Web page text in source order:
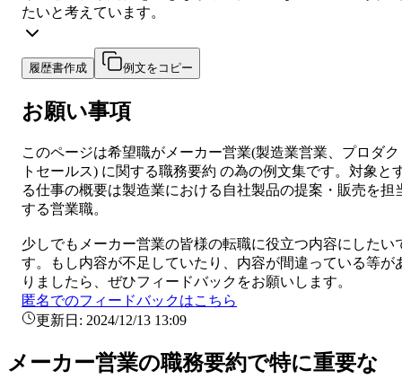
たいと考えています。
履歴書作成 例文をコピー
お願い事項
このページは希望職が メーカー営業(製造業営業、プロダク
トセールス) に関する職務要約 の為の例文集です。対象と
る仕事の概要は製造業における自社製品の提案・販売を担
する営業職。
少しでも メーカー営業の皆様の転職に役立つ内容にしたい
す。もし内容が不足していたり、内容が間違っている等が
りましたら、ぜひフィードバックをお願いします。
匿名でのフィードバックはこちら
更新日: 2024/12/13 13:09
メーカー営業の職務要約で特に重要な